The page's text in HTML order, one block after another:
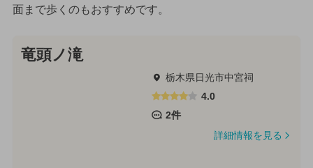
面まで歩くのもおすすめです。
竜頭ノ滝
栃木県日光市中宮祠
4.0
2件
詳細情報を見る